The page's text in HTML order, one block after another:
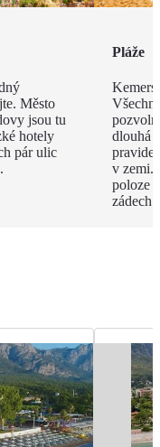
Město
jsou tu
hotely
pár ulic
Pláže
dlouhá
v zemi.
poloze
zádech.